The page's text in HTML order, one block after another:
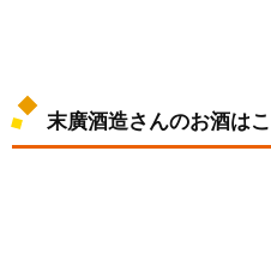
末廣酒造さんのお酒は